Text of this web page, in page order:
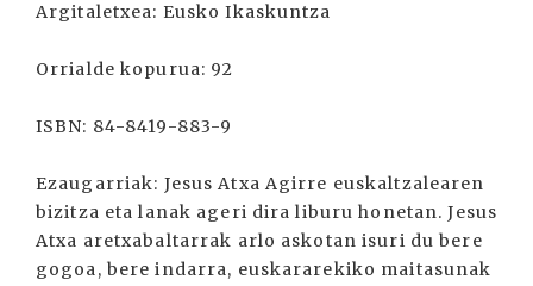
Argitaletxea: Eusko Ikaskuntza
Orrialde kopurua: 92
ISBN: 84-8419-883-9
Ezaugarriak: Jesus Atxa Agirre euskaltzalearen
bizitza eta lanak ageri dira liburu honetan. Jesus
Atxa aretxabaltarrak arlo askotan isuri du bere
gogoa, bere indarra, euskararekiko maitasunak